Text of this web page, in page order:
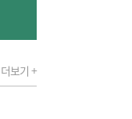
수
더보기 +